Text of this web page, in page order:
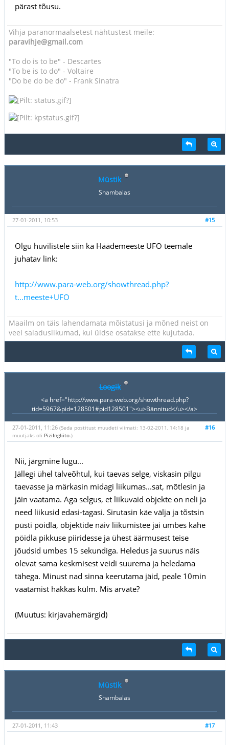
pärast tõusu.
Vihja paranormaalsetest nähtustest meile:
paravihje@gmail.com
"To do is to be" - Descartes
"To be is to do" - Voltaire
"Do be do be do" - Frank Sinatra
Müstik
Shambalas
#15
27-01-2011, 10:53
Olgu huvilistele siin ka Häädemeeste UFO teemale
juhatav link:
http://www.para-web.org/showthread.php?
t...meeste+UFO
Maailm on täis lahendamata mõistatusi ja mõned neist on
veel saladuslikumad, kui üldse osatakse ette kujutada.
Loogik
<a href="http://www.para-web.org/showthread.php?
tid=5967&pid=128501#pid128501"><u>Bännitud</u></a>
#16
27-01-2011, 11:26 (Seda postitust muudeti viimati: 13-02-2011, 14:18 ja
muutjaks oli PiziIngliito.)
Nii, järgmine lugu...
Jällegi ühel talveõhtul, kui taevas selge, viskasin pilgu
taevasse ja märkasin midagi liikumas...sat, mõtlesin ja
jäin vaatama. Aga selgus, et liikuvaid objekte on neli ja
need liikusid edasi-tagasi. Sirutasin käe välja ja tõstsin
püsti pöidla, objektide näiv liikumistee jäi umbes kahe
pöidla pikkuse piiridesse ja ühest äärmusest teise
jõudsid umbes 15 sekundiga. Heledus ja suurus näis
olevat sama keskmisest veidi suurema ja heledama
tähega. Minust nad sinna keerutama jäid, peale 10min
vaatamist hakkas külm. Mis arvate?
(Muutus: kirjavahemärgid)
Müstik
Shambalas
#17
27-01-2011, 11:43